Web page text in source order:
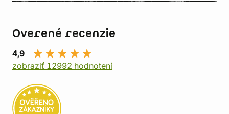
Overené recenzie
4,9
zobraziť 12992 hodnotení